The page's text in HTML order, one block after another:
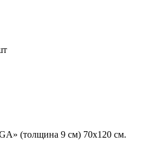
(толщина 9 см) 70х120 см.